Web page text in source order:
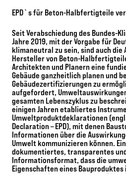
EPD`s für Beton-Halbfertigteile
Seit Verabschiedung des Bundes-
Jahre 2019, mit der Vorgabe für
klimaneutral zu sein, sind auch die
Hersteller von Beton-
Architekten und Planern eine
Gebäude ganzheitlich planen und
Gebäudezertifizierungen zu
aufgefordert,
gesamten Lebenszyklus zu
einigen Jahren etabliertes
Umweltproduktdeklarationen
Declaration – EPD), mit denen
Informationen über die
Umwelt kommunizieren können.
dokumentiertes, transparentes
Informationsformat, dass die
Eigenschaften eines